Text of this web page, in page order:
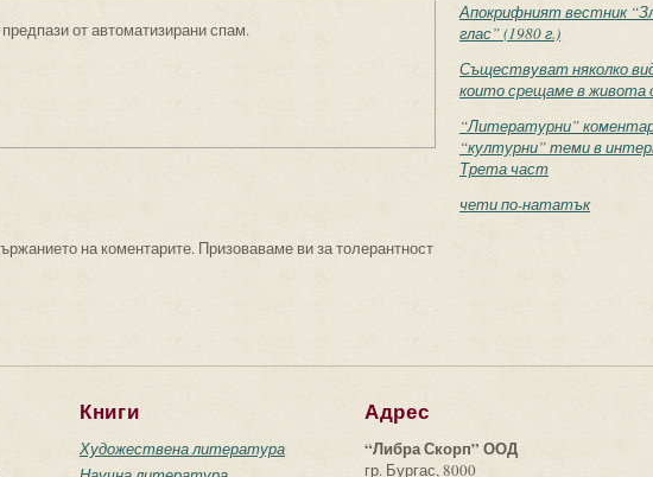
от автоматизирани спам.
на коментарите. Призоваваме ви за толерантност
Апокрифният вестник
глас” (1980 г.)
Съществуват няколко
които срещаме в живота
“Литературни”
“културни” теми в
Трета част
чети по-нататък
Книги
Художествена литература
Адрес
“Либра Скорп” ООД
гр. Бургас, 8000